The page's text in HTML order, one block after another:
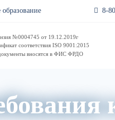
8-
№0004745 от 19.12.2019г
соответствия ISO 9001:2015
вносятся в ФИС ФРДО